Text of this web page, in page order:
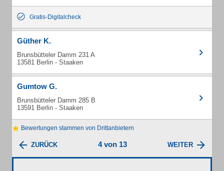
Gratis-Digitalcheck
Güther K.
Brunsbütteler Damm 231 A
13581 Berlin - Staaken
Gumtow G.
Brunsbütteler Damm 285 B
13591 Berlin - Staaken
Bewertungen stammen von Drittanbietern
ZURÜCK 4 von 13 WEITER